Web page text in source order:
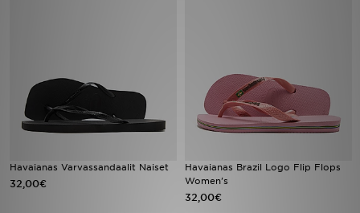
Havaianas Varvassandaalit Naiset
32,00€
Havaianas Brazil Logo Flip Flops
Women's
32,00€
Minun viestini